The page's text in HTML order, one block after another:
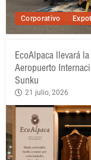
Corporativo
EcoAlpaca llevará
Aeropuerto
Sunku
21 julio, 2026